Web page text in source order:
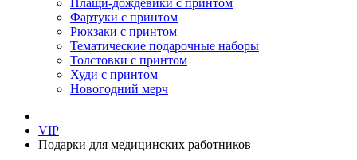
Плащи-дождевики с принтом
Фартуки с принтом
Рюкзаки с принтом
Тематические подарочные наборы
Толстовки с принтом
Худи с принтом
Новогодний мерч
VIP
Подарки для медицинских работников